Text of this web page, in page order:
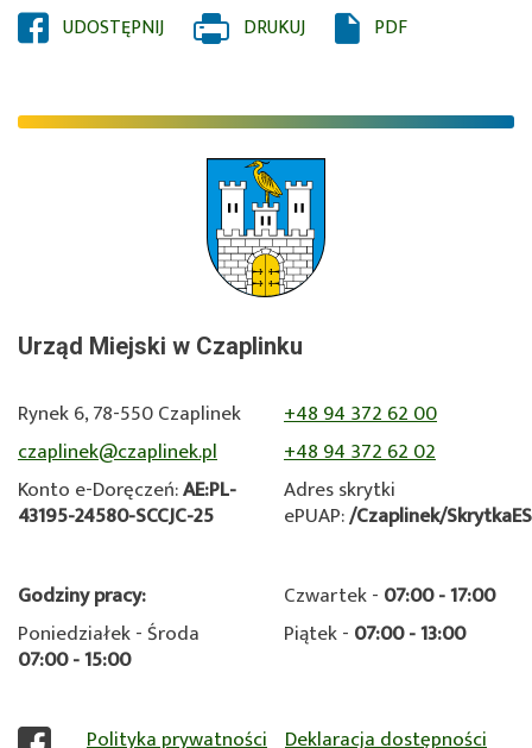
UDOSTĘPNIJ
OTWORZY
NOWYM
DRUKUJ PDF
Urząd Miejski w Czaplinku
Rynek 6, 78-550 Czaplinek
czaplinek@czaplinek.pl
Konto e-Doręczeń:AE:PL-
43195-24580-SCCJC-25
+48 94 372 62 00
+48 94 372 62 02
Adres skrytki
ePUAP:/Czaplinek/
Godziny pracy:
Poniedziałek - Środa
07:00 - 15:00
Czwartek - 07:00 - 17:00
Piątek - 07:00 - 13:00
Polityka prywatności Deklaracja dostępności